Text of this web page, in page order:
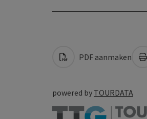
PDF aanmaken
powered by TOURDATA